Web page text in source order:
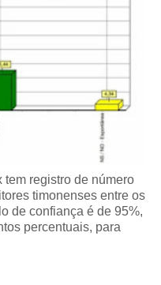
tem registro de número
timonenses entre os
de confiança é de 95%,
percentuais, para